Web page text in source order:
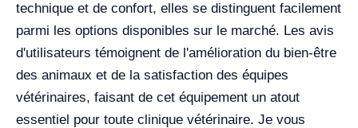
technique et de confort, elles se distinguent facilement
parmi les options disponibles sur le marché. Les avis
d'utilisateurs témoignent de l'amélioration du bien-être
des animaux et de la satisfaction des équipes
vétérinaires, faisant de cet équipement un atout
essentiel pour toute clinique vétérinaire. Je vous